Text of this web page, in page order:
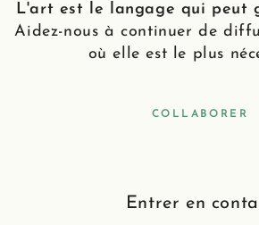
L'art est le langage qui peut
Aidez-nous à continuer de
où elle est le plus
COLLABORER
Entrer en